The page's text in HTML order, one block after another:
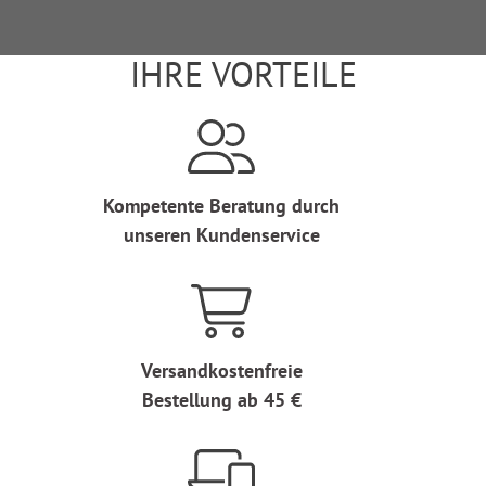
IHRE VORTEILE
Kompetente Beratung durch
unseren Kundenservice
Versandkostenfreie
Bestellung ab 45 €